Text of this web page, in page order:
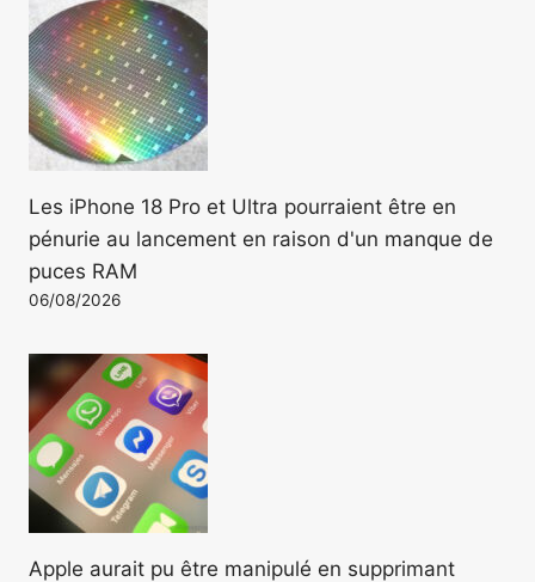
Les iPhone 18 Pro et Ultra pourraient être en
pénurie au lancement en raison d'un manque de
puces RAM
06/08/2026
Apple aurait pu être manipulé en supprimant